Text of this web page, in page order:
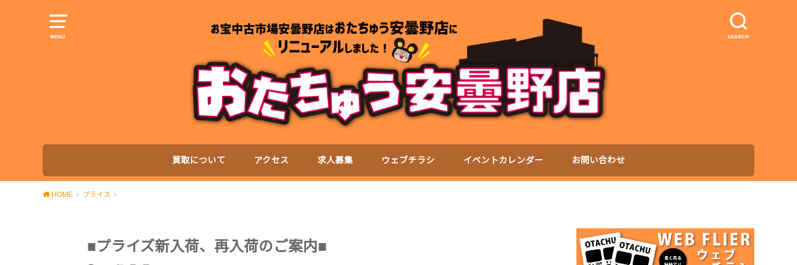
MENU SEARCH
買取について アクセス 求人募集 ウェブチラシ イベントカレンダー お問い合わせ
HOME プライズ
■プライズ新入荷、再入荷のご案内■